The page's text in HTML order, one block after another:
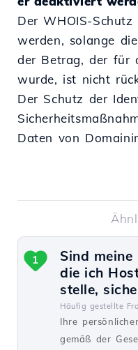
Der WHOIS-
werden, solange
der Betrag, der für
wurde, ist nicht
Der Schutz der
Daten von
Sind meine
die ich
stelle,
Häufig gestellte
Ihre
gemäß der
1